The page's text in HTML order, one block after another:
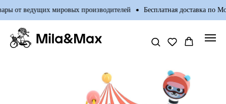
от ведущих мировых производителей Бесплатная доставка по